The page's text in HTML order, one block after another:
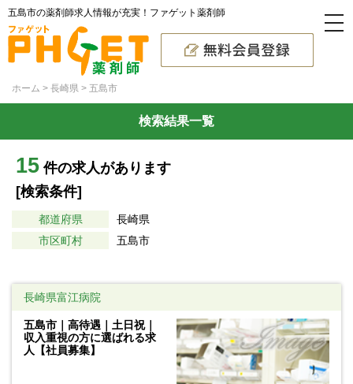
五島市の薬剤師求人情報が充実！ファゲット薬剤師
ホーム 長崎県 五島市
検索結果一覧
15 件の求人があります
[検索条件]
都道府県
長崎県
市区町村
五島市
長崎県富江病院
五島市｜高待遇｜土日祝｜
収入重視の方に選ばれる求
人【社員募集】